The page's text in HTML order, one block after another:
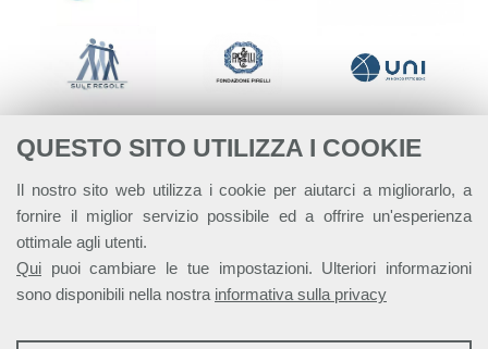
QUESTO SITO UTILIZZA I COOKIE
Il nostro sito web utilizza i cookie per aiutarci a migliorarlo, a
fornire il miglior servizio possibile ed a offrire un'esperienza
ottimale agli utenti.
Qui puoi cambiare le tue impostazioni. Ulteriori informazioni
sono disponibili nella nostra informativa sulla privacy